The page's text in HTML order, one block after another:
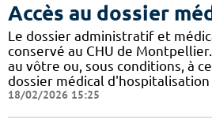
Accès au dossier
Le dossier administratif et
conservé au CHU de
au vôtre ou, sous conditions, à
dossier médical
18/02/2026 15:25